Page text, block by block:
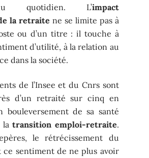
quotidien. L’impact
la retraite ne se limite pas à
ou d’un titre : il touche à
d’utilité, à la relation au
dans la société.
de l’Insee et du Cnrs sont
d’un retraité sur cinq en
bouleversement de sa santé
latransition emploi-retraite.
le rétrécissement du
ce sentiment de ne plus avoir